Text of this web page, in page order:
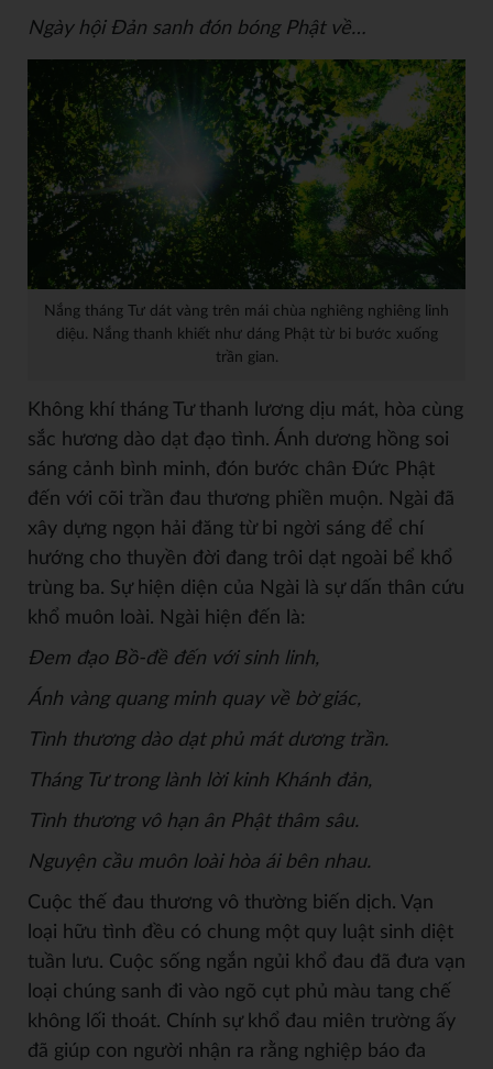
Ngày hội Đản sanh đón bóng Phật về…
Nắng tháng Tư dát vàng trên mái chùa nghiêng nghiêng linh
diệu. Nắng thanh khiết như dáng Phật từ bi bước xuống
trần gian.
Không khí tháng Tư thanh lương dịu mát, hòa cùng
sắc hương dào dạt đạo tình. Ánh dương hồng soi
sáng cảnh bình minh, đón bước chân Đức Phật
đến với cõi trần đau thương phiền muộn. Ngài đã
xây dựng ngọn hải đăng từ bi ngời sáng để chí
hướng cho thuyền đời đang trôi dạt ngoài bể khổ
trùng ba. Sự hiện diện của Ngài là sự dấn thân cứu
khổ muôn loài. Ngài hiện đến là:
Đem đạo Bồ-đề đến với sinh linh,
Ánh vàng quang minh quay về bờ giác,
Tình thương dào dạt phủmát dương trần.
Tháng Tư trong lành lời kinh Khánh đản,
Tình thương vô hạn ân Phật thâm sâu.
Nguyện cầu muôn loài hòa ái bên nhau.
Cuộc thế đau thương vô thường biến dịch. Vạn
loại hữu tình đều có chung một quy luật sinh diệt
tuần lưu. Cuộc sống ngắn ngủi khổ đau đã đưa vạn
loại chúng sanh đi vào ngõ cụt phủ màu tang chế
không lối thoát. Chính sự khổ đau miên trường ấy
đã giúp con người nhận ra rằng nghiệp báo đa